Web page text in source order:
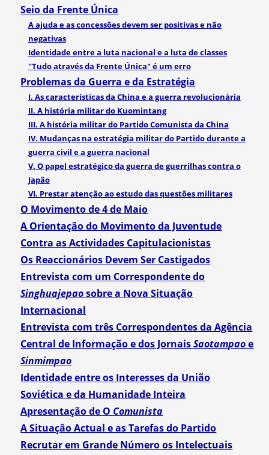
Seio da Frente Única
A ajuda e as concessões devem ser positivas e não
negativas
Identidade entre a luta nacional e a luta de classes
"Tudo através da Frente Única" é um erro
Problemas da Guerra e da Estratégia
I. As características da China e a guerra revolucionária
II. A história militar do Kuomintang
III. A história militar do Partido Comunista da China
IV. Mudanças na estratégia militar do Partido durante a
guerra civil e a guerra nacional
V. O papel estratégico da guerra de guerrilhas contra o
Japão
VI. Prestar atenção ao estudo das questões militares
O Movimento de 4 de Maio
A Orientação do Movimento da Juventude
Contra as Actividades Capitulacionistas
Os Reaccionários Devem Ser Castigados
Entrevista com um Correspondente do
Singhuajepaosobre a Nova Situação
Internacional
Entrevista com três Correspondentes da Agência
Central de Informação e dos JornaisSaotampaoe
Sinmimpao
Identidade entre os Interesses da União
Soviética e da Humanidade Inteira
Apresentação de O Comunista
A Situação Actual e as Tarefas do Partido
Recrutar em Grande Número os Intelectuais